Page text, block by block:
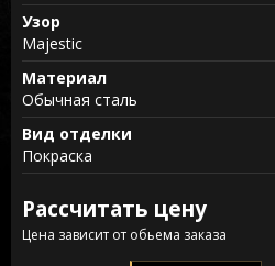
Узор
Majestic
Материал
Обычная сталь
Вид отделки
Покраска
Рассчитать цену
Цена зависит от обьема заказа